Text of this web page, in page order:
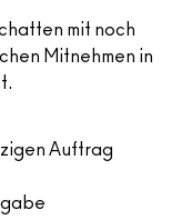
mit noch
Mitnehmen in
Auftrag